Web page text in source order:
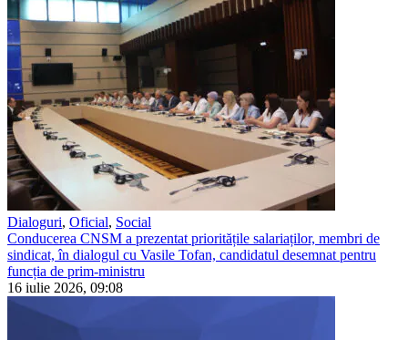
Dialoguri, Oficial, Social
Conducerea CNSM a prezentat prioritățile salariaților, membri de
sindicat, în dialogul cu Vasile Tofan, candidatul desemnat pentru
funcția de prim-ministru
16 iulie 2026, 09:08